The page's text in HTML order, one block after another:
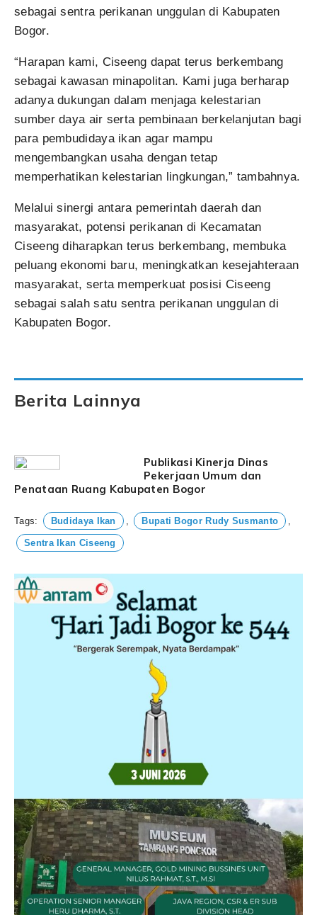
sebagai sentra perikanan unggulan di Kabupaten
Bogor.
“Harapan kami, Ciseeng dapat terus berkembang
sebagai kawasan minapolitan. Kami juga berharap
adanya dukungan dalam menjaga kelestarian
sumber daya air serta pembinaan berkelanjutan bagi
para pembudidaya ikan agar mampu
mengembangkan usaha dengan tetap
memperhatikan kelestarian lingkungan,” tambahnya.
Melalui sinergi antara pemerintah daerah dan
masyarakat, potensi perikanan di Kecamatan
Ciseeng diharapkan terus berkembang, membuka
peluang ekonomi baru, meningkatkan kesejahteraan
masyarakat, serta memperkuat posisi Ciseeng
sebagai salah satu sentra perikanan unggulan di
Kabupaten Bogor.
Berita Lainnya
Publikasi Kinerja Dinas
Pekerjaan Umum dan
Penataan Ruang Kabupaten Bogor
Tags: Budidaya Ikan Bupati Bogor Rudy Susmanto
Sentra Ikan Ciseeng